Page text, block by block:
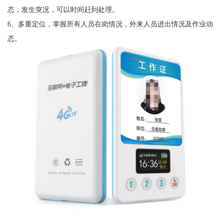
态，发生突况，可以时间赶到处理。
6、多重定位，掌握所有人员在岗情况，外来人员进出情况及作业动
态。